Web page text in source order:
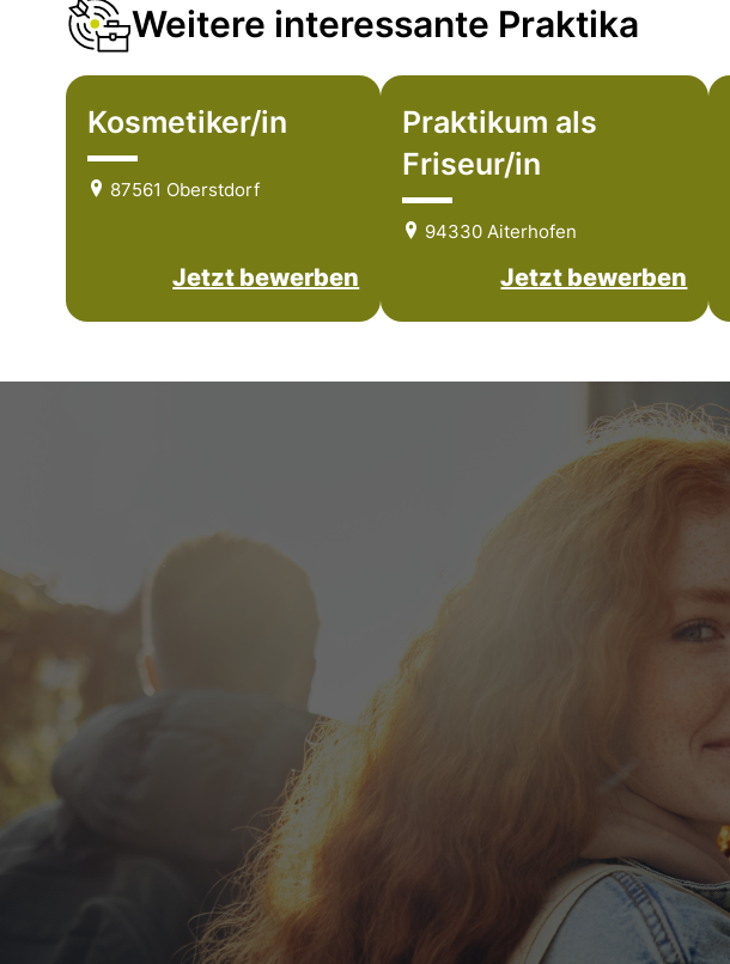
Weitere interessante Praktika
Kosmetiker/in
87561 Oberstdorf
Jetzt bewerben
Praktikum als
Friseur/in
94330 Aiterhofen
Jetzt bewerben